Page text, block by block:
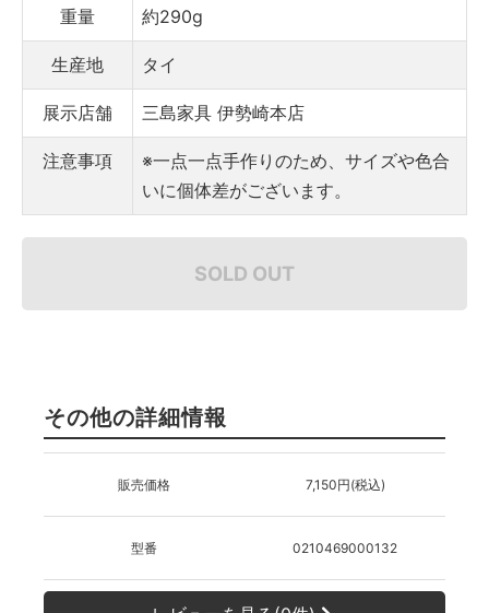
重量 約290g
生産地 タイ
展示店舗 三島家具 伊勢崎本店
注意事項
※一点一点手作りのため、サイズや色合
いに個体差がございます。
SOLD OUT
その他の詳細情報
販売価格 7,150円(税込)
型番 0210469000132